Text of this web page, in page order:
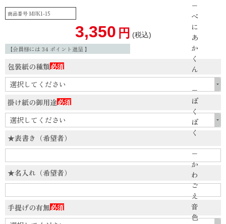
−
べ
に
あ
か
く
ん
−
ぽ
く
ぽ
く
−
か
わ
ご
え
音
色
商品番号 MNK1-15
3,350
税込
【会員様には 34 ポイント進呈 】
包装紙の種類
(必
須)
掛け紙の御用途
(必
須)
★表書き（希望者）
★名入れ（希望者）
手提げの有無
(必